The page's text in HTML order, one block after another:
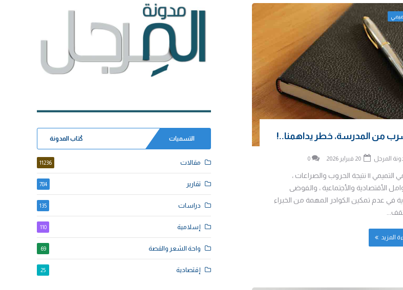
من المدرسة، خطر يداهمنا..!
المرجل 20 فبراير 2026 0
التميمي || نتيجة الحروب والصراعات ،
الأقتصادية والأجتماعية ، والفوضى
في عدم تمكين الكوادر المهمة من الخبراء
المزيد
التسميات كُتاب المدونة
مقالات 11236
تقارير 784
دراسات 135
إسلامية 110
واحة الشعر والقصة 69
إقتصادية 25